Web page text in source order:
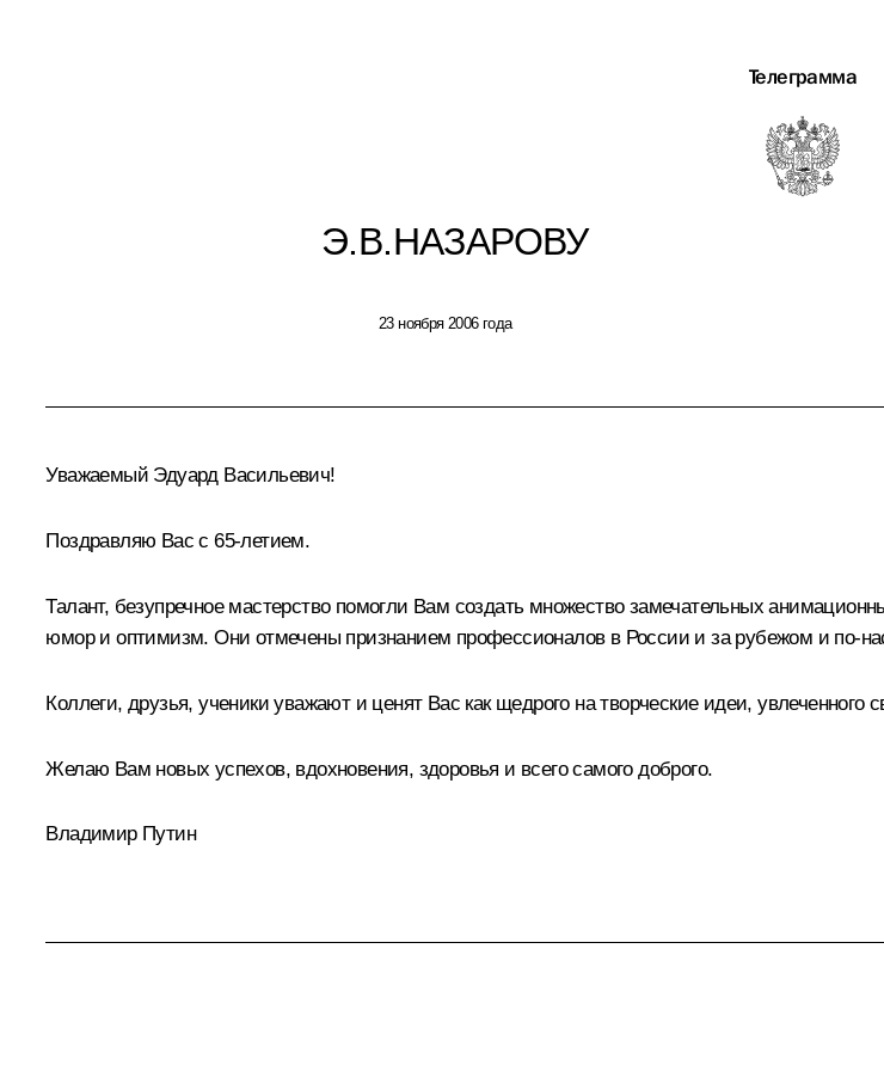
Телеграмма
Э.В.НАЗАРОВУ
23 ноября 2006 года
Уважаемый Эдуард Васильевич!
Поздравляю Вас с 65-летием.
Талант, безупречное мастерство помогли Вам создать множество замечательных
юмор и оптимизм. Они отмечены признанием профессионалов в России и за рубежом и
Коллеги, друзья, ученики уважают и ценят Вас как щедрого на творческие идеи, увлеченного
Желаю Вам новых успехов, вдохновения, здоровья и всего самого доброго.
Владимир Путин